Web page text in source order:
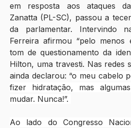
em resposta aos ataques
Zanatta (PL-SC), passou a
da parlamentar. Intervindo
Ferreira afirmou “pelo menos
tom de questionamento da
Hilton, uma travesti. Nas redes
ainda declarou: “o meu cabelo
fizer hidratação, mas
mudar. Nunca!”.
Ao lado do Congresso